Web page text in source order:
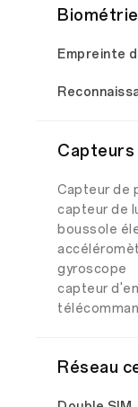
Biométrie
Empreinte
Capteurs
Capteur de
capteur de
boussole
gyroscope
capteur
Réseau